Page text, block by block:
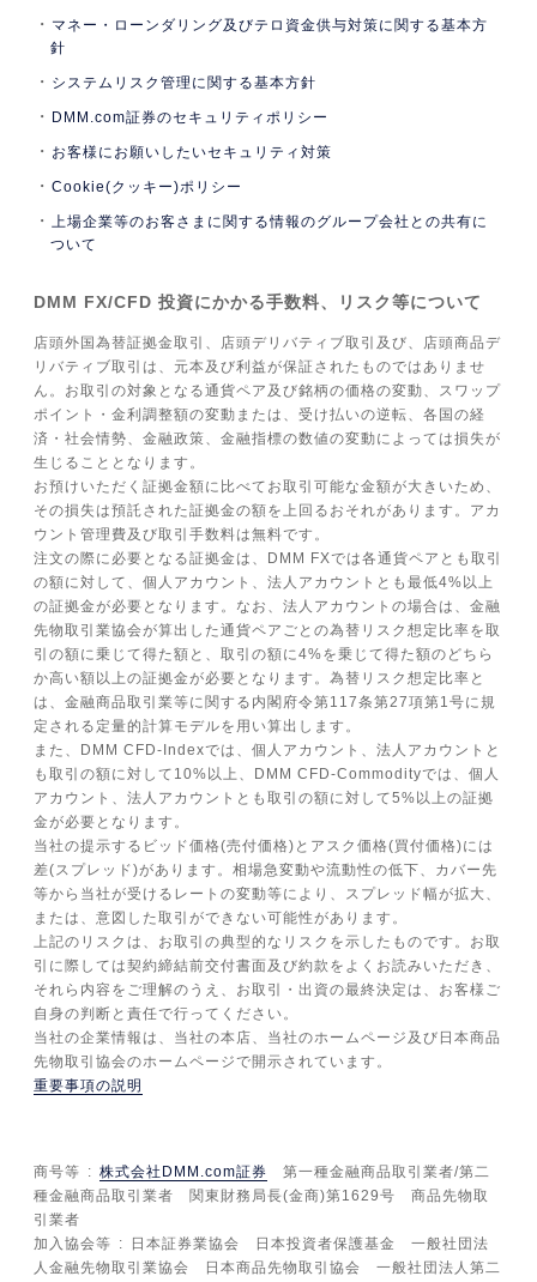
マネー・ローンダリング及びテロ資金供与対策に関する基本方
針
システムリスク管理に関する基本方針
DMM.com証券のセキュリティポリシー
お客様にお願いしたいセキュリティ対策
Cookie(クッキー)ポリシー
上場企業等のお客さまに関する情報のグループ会社との共有に
ついて
DMM FX/CFD 投資にかかる手数料、リスク等について
店頭外国為替証拠金取引、店頭デリバティブ取引及び、店頭商品デ
リバティブ取引は、元本及び利益が保証されたものではありませ
ん。お取引の対象となる通貨ペア及び銘柄の価格の変動、スワップ
ポイント・金利調整額の変動または、受け払いの逆転、各国の経
済・社会情勢、金融政策、金融指標の数値の変動によっては損失が
生じることとなります。
お預けいただく証拠金額に比べてお取引可能な金額が大きいため、
その損失は預託された証拠金の額を上回るおそれがあります。アカ
ウント管理費及び取引手数料は無料です。
注文の際に必要となる証拠金は、DMM FXでは各通貨ペアとも取引
の額に対して、個人アカウント、法人アカウントとも最低4%以上
の証拠金が必要となります。なお、法人アカウントの場合は、金融
先物取引業協会が算出した通貨ペアごとの為替リスク想定比率を取
引の額に乗じて得た額と、取引の額に4%を乗じて得た額のどちら
か高い額以上の証拠金が必要となります。為替リスク想定比率と
は、金融商品取引業等に関する内閣府令第117条第27項第1号に規
定される定量的計算モデルを用い算出します。
また、DMM CFD-Indexでは、個人アカウント、法人アカウントと
も取引の額に対して10%以上、DMM CFD-Commodityでは、個人
アカウント、法人アカウントとも取引の額に対して5%以上の証拠
金が必要となります。
当社の提示するビッド価格(売付価格)とアスク価格(買付価格)には
差(スプレッド)があります。相場急変動や流動性の低下、カバー先
等から当社が受けるレートの変動等により、スプレッド幅が拡大、
または、意図した取引ができない可能性があります。
上記のリスクは、お取引の典型的なリスクを示したものです。お取
引に際しては契約締結前交付書面及び約款をよくお読みいただき、
それら内容をご理解のうえ、お取引・出資の最終決定は、お客様ご
自身の判断と責任で行ってください。
当社の企業情報は、当社の本店、当社のホームページ及び日本商品
先物取引協会のホームページで開示されています。
重要事項の説明
商号等 株式会社DMM.com証券 第一種金融商品取引業者/第二
種金融商品取引業者 関東財務局長(金商)第1629号 商品先物取
引業者
加入協会等
日本証券業協会 日本投資者保護基金 一般社団法
人金融先物取引業協会 日本商品先物取引協会 一般社団法人第二